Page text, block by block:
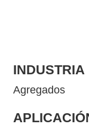
INDUSTRIA
Agregados